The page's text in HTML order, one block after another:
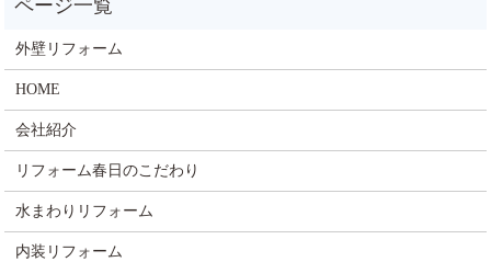
外壁リフォーム
HOME
会社紹介
リフォーム春日のこだわり
水まわりリフォーム
内装リフォーム